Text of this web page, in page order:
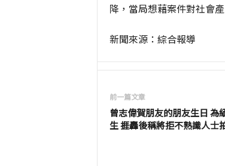
降，當局想藉案件對社會
新聞來源：綜合報導
前一篇文章
曾志偉賀朋友的朋友生日 為
生 捱轟後稱將拒不熟識人士